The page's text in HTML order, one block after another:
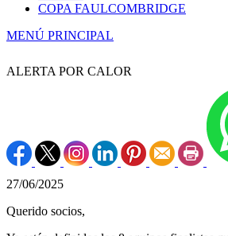
COPA FAULCOMBRIDGE
MENÚ PRINCIPAL
ALERTA POR CALOR
27/06/2025
Querido socios,